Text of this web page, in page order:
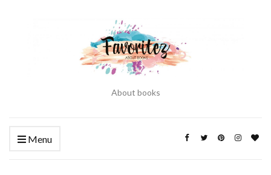
About books
Menu